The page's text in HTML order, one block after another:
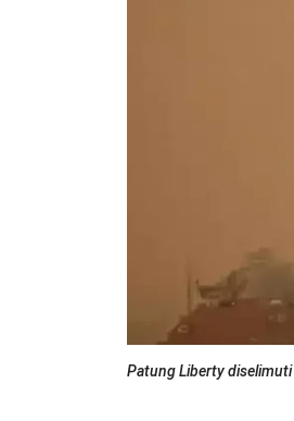
Patung Liberty